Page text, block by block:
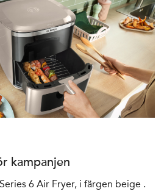
kampanjen
6 Air Fryer, i färgen beige .